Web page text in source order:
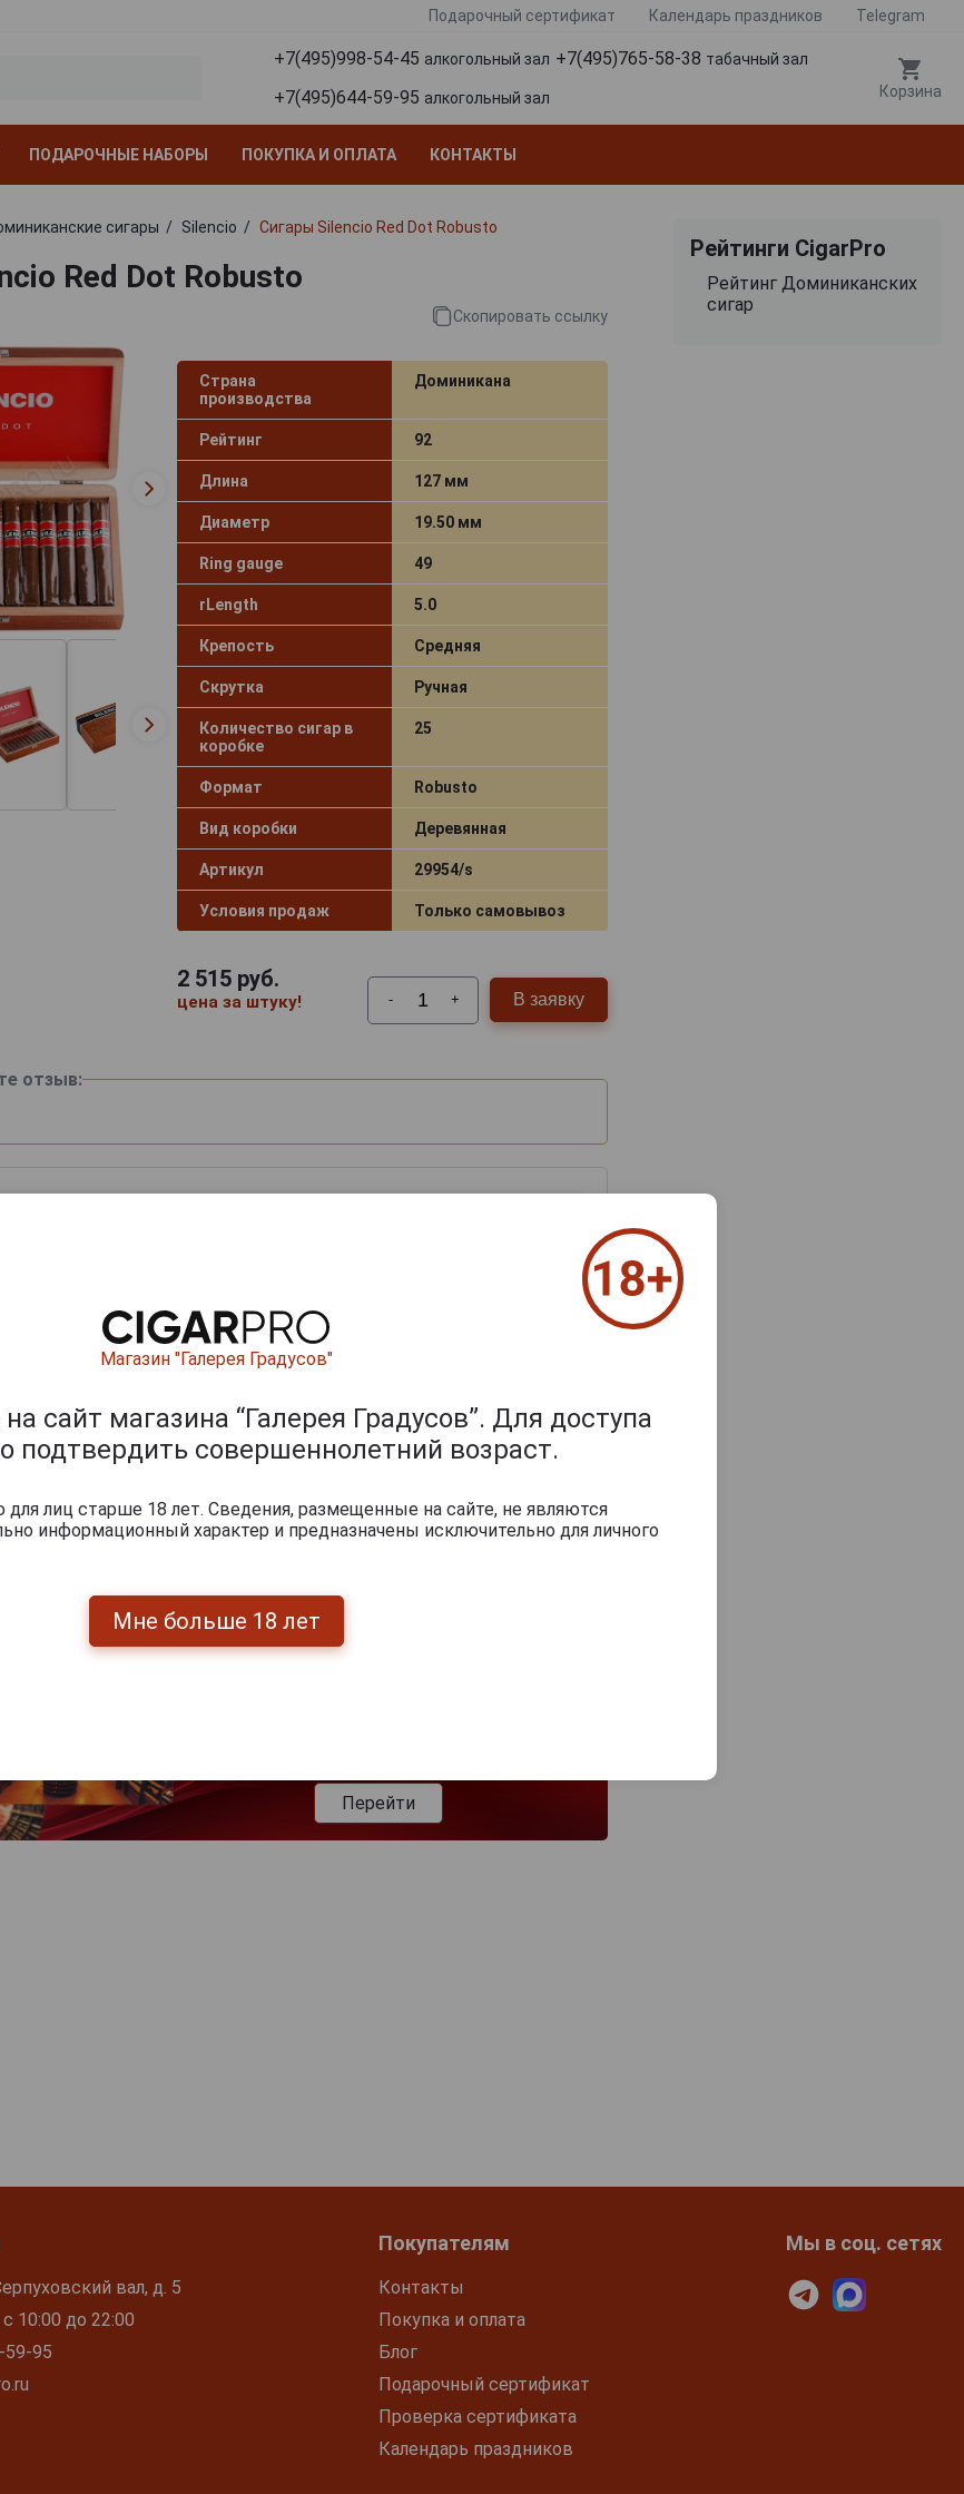
Подарочный сертификат Календарь праздников Telegram
+7(495)998-54-45 алкогольный зал +7(495)765-58-38 табачный зал
+7(495)644-59-95 алкогольный зал Корзина
ПОДАРОЧНЫЕ НАБОРЫ ПОКУПКА И ОПЛАТА КОНТАКТЫ
сигары Silencio Сигары Silencio Red Dot Robusto
Red Dot Robusto
Скопировать ссылку
Страна
производства
Доминикана
Рейтинг 92
Длина 127 мм
Диаметр 19.50 мм
Ring gauge 49
rLength 5.0
Крепость Средняя
Скрутка Ручная
Количество сигар в
коробке
25
Формат Robusto
Вид коробки Деревянная
Артикул 29954/s
Условия продаж Только самовывоз
2 515руб.
цена за штуку! - + В заявку
отзыв:
Перейти
Рейтинги CigarPro
Рейтинг Доминиканских
сигар
вал, д. 5
10:00 до 22:00
59-95
Покупателям
Контакты
Покупка и оплата
Блог
Подарочный сертификат
Проверка сертификата
Календарь праздников
Мы в соц. сетях
Магазин "Галерея Градусов"
сайт магазина “Галерея Градусов”. Для доступа
подтвердить совершеннолетний возраст.
лиц старше 18 лет. Сведения, размещенные на сайте, не являются
информационный характер и предназначены исключительно для личного
Мне больше 18 лет